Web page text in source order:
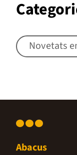
Novetats
Abacus